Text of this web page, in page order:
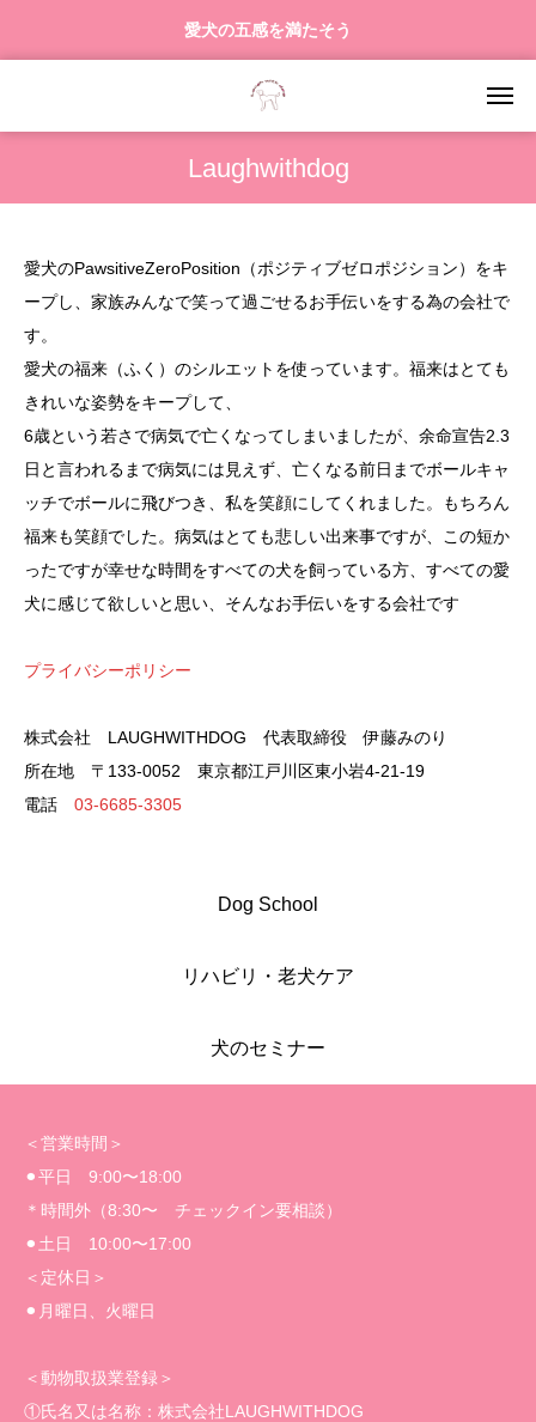
愛犬の五感を満たそう
Laughwithdog
愛犬のPawsitiveZeroPosition（ポジティブゼロポジション）をキ
ープし、家族みんなで笑って過ごせるお手伝いをする為の会社で
す。
愛犬の福来（ふく）のシルエットを使っています。福来はとても
きれいな姿勢をキープして、
6歳という若さで病気で亡くなってしまいましたが、余命宣告2.3
日と言われるまで病気には見えず、亡くなる前日までボールキャ
ッチでボールに飛びつき、私を笑顔にしてくれました。もちろん
福来も笑顔でした。病気はとても悲しい出来事ですが、この短か
ったですが幸せな時間をすべての犬を飼っている方、すべての愛
犬に感じて欲しいと思い、そんなお手伝いをする会社です
プライバシーポリシー
株式会社 LAUGHWITHDOG 代表取締役 伊藤みのり
所在地 〒133-0052 東京都江戸川区東小岩4-21-19
電話 03-6685-3305
Dog School
リハビリ・老犬ケア
犬のセミナー
＜営業時間＞
⚫︎平日 9:00〜18:00
＊時間外（8:30〜 チェックイン要相談）
⚫︎土日 10:00〜17:00
＜定休日＞
⚫︎月曜日、火曜日
＜動物取扱業登録＞
①氏名又は名称：株式会社LAUGHWITHDOG